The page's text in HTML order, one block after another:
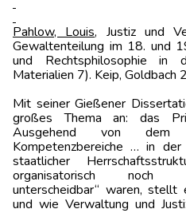
Pahlow, Louis, Justiz und
Gewaltenteilung im 18. und
und Rechtsphilosophie in
Materialien 7). Keip, Goldbach
Mit seiner Gießener
großes Thema an: das
Ausgehend von
Kompetenzbereiche … in
staatlicher
organisatorisch noch
unterscheidbar“ waren, stellt
und wie Verwaltung und